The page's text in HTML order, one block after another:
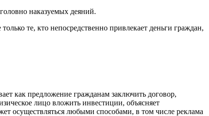
наказуемых деяний.
те, кто непосредственно привлекает деньги граждан,
как предложение гражданам заключить договор,
лицо вложить инвестиции, объясняет
осуществляться любыми способами, в том числе реклама